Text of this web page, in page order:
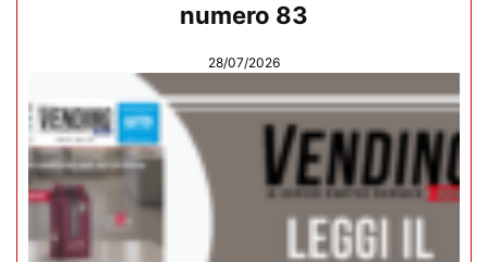
numero 83
28/07/2026